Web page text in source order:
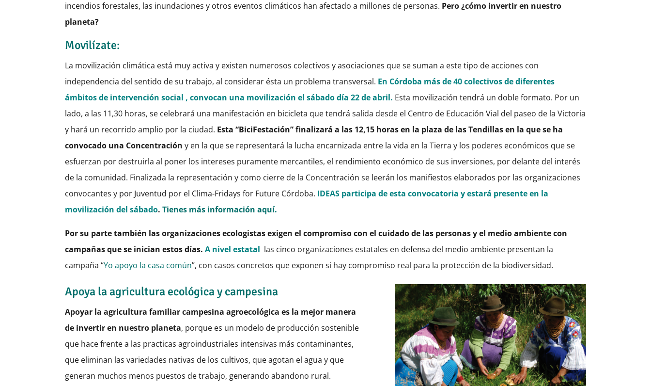
incendios forestales, las inundaciones y otros eventos climáticos han afectado a millones de personas. Pero ¿cómo invertir en nuestro
planeta?
Movilízate:
La movilización climática está muy activa y existen numerosos colectivos y asociaciones que se suman a este tipo de acciones con
independencia del sentido de su trabajo, al considerar ésta un problema transversal. En Córdoba más de 40 colectivos de diferentes
ámbitos de intervención social , convocan una movilización el sábado día 22 de abril. Esta movilización tendrá un doble formato. Por un
lado, a las 11,30 horas, se celebrará una manifestación en bicicleta que tendrá salida desde el Centro de Educación Vial del paseo de la Victoria
y hará un recorrido amplio por la ciudad. Esta “BiciFestación” finalizará a las 12,15 horas en la plaza de las Tendillas en la que se ha
convocado una Concentracióny en la que se representará la lucha encarnizada entre la vida en la Tierra y los poderes económicos que se
esfuerzan por destruirla al poner los intereses puramente mercantiles, el rendimiento económico de sus inversiones, por delante del interés
de la comunidad. Finalizada la representación y como cierre de la Concentración se leerán los manifiestos elaborados por las organizaciones
convocantes y por Juventud por el Clima-Fridays for Future Córdoba. IDEAS participa de esta convocatoria y estará presente en la
movilización del sábado.Tienes más información aquí.
Por su parte también las organizaciones ecologistas exigen el compromiso con el cuidado de las personas y el medio ambiente con
campañas que se inician estos días. A nivel estatal las cinco organizaciones estatales en defensa del medio ambiente presentan la
campaña “Yo apoyo la casa común”, con casos concretos que exponen si hay compromiso real para la protección de la biodiversidad.
Apoya la agricultura ecológica y campesina
Apoyar la agricultura familiar campesina agroecológica es la mejor manera
de invertir en nuestro planeta, porque es un modelo de producción sostenible
que hace frente a las practicas agroindustriales intensivas más contaminantes,
que eliminan las variedades nativas de los cultivos, que agotan el agua y que
generan muchos menos puestos de trabajo, generando abandono rural.